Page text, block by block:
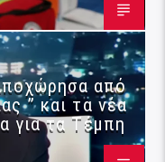
από
” και τα νέα
για τα Τέμπη